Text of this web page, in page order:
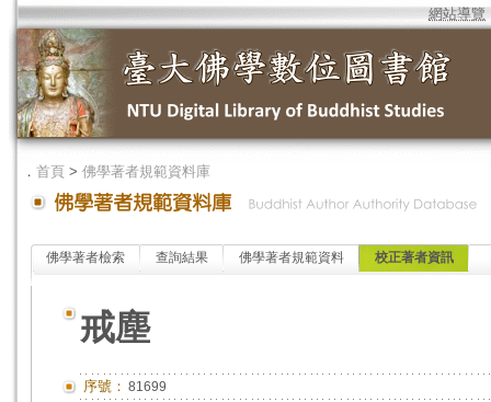
網站導覽
． 首頁 > 佛學著者規範資料庫
佛學著者檢索 查詢結果 佛學著者規範資料 校正著者資訊
戒塵
序號： 81699